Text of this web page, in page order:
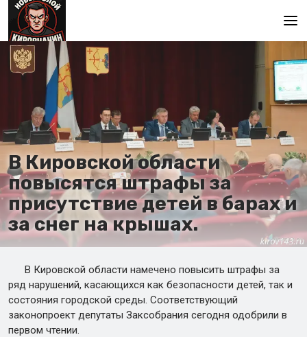
Главная
В Кировской области
повысятся штрафы за
присутствие детей в барах и
за снег на крышах.
В Кировской области намечено повысить штрафы за
ряд нарушений, касающихся как безопасности детей, так и
состояния городской среды. Соответствующий
законопроект депутаты Заксобрания сегодня одобрили в
первом чтении.